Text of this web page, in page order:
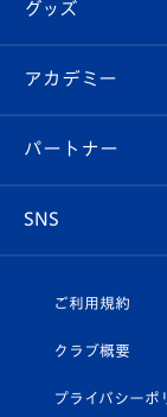
チケット
イベント
メディア
ホームタウン
スタッフプロフ
マスコット紹
Revive Team
ヴィヴィくん
フォトギャラ
スタジアムグ
V-LOVERS（
プレイヤーズ
グッズ
オンラインシ
店舗情報
アカデミー
育成からのお
U-18
パートナー
SNS
ヴィヴィくん
公式LINE＠
ご利用規約
クラブ概要
プライバシーポ